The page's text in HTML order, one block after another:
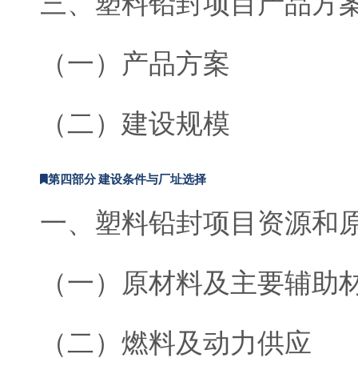
（一）产品方案
（二）建设规模
第四部分 建设条件与厂址选择
一、塑料铅封项目资源和
（一）原材料及主要辅助
（二）燃料及动力供应